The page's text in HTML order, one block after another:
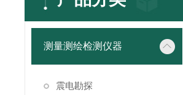
测量测绘检测仪器
震电勘探